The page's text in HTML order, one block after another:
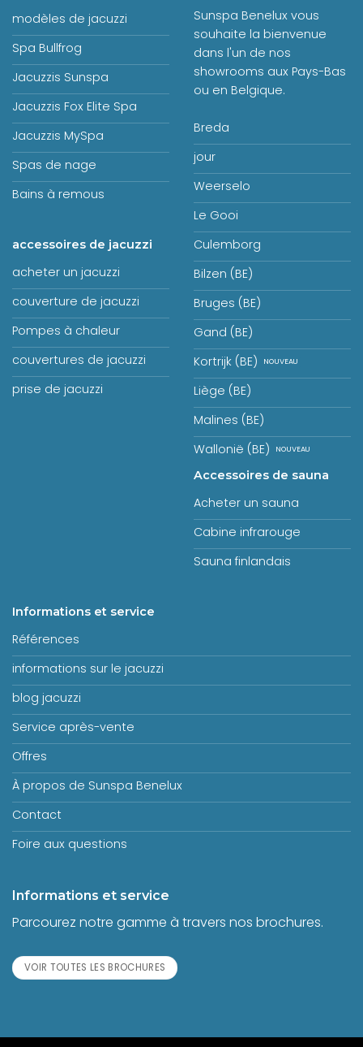
modèles de jacuzzi
Spa Bullfrog
Jacuzzis Sunspa
Jacuzzis Fox Elite Spa
Jacuzzis MySpa
Spas de nage
Bains à remous
accessoires de jacuzzi
acheter un jacuzzi
couverture de jacuzzi
Pompes à chaleur
couvertures de jacuzzi
prise de jacuzzi
Sunspa Benelux vous
souhaite la bienvenue
dans l'un de nos
showrooms aux Pays-Bas
ou en Belgique.
Breda
jour
Weerselo
Le Gooi
Culemborg
Bilzen (BE)
Bruges (BE)
Gand (BE)
Kortrijk (BE)
Liège (BE)
Malines (BE)
Wallonië (BE)
Accessoires de sauna
Acheter un sauna
Cabine infrarouge
Sauna finlandais
Informations et service
Références
informations sur le jacuzzi
blog jacuzzi
Service après-vente
Offres
À propos de Sunspa Benelux
Contact
Foire aux questions
Informations et service
Parcourez notre gamme à travers nos brochures.
VOIR TOUTES LES BROCHURES